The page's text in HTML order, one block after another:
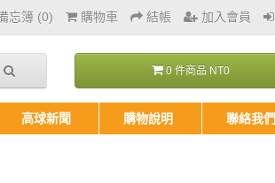
忘簿 (0) 購物車 結帳 加入會員
0 件商品 NT0
高球新聞 購物說明 聯絡我們